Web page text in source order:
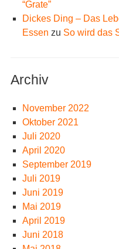
“Grate”
Dickes Ding – Das
Essen zu So wird das
Archiv
November 2022
Oktober 2021
Juli 2020
April 2020
September 2019
Juli 2019
Juni 2019
Mai 2019
April 2019
Juni 2018